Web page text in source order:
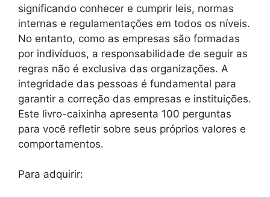
significando conhecer e cumprir leis, normas
internas e regulamentações em todos os níveis.
No entanto, como as empresas são formadas
por indivíduos, a responsabilidade de seguir as
regras não é exclusiva das organizações. A
integridade das pessoas é fundamental para
garantir a correção das empresas e instituições.
Este livro-caixinha apresenta 100 perguntas
para você refletir sobre seus próprios valores e
comportamentos.
Para adquirir: